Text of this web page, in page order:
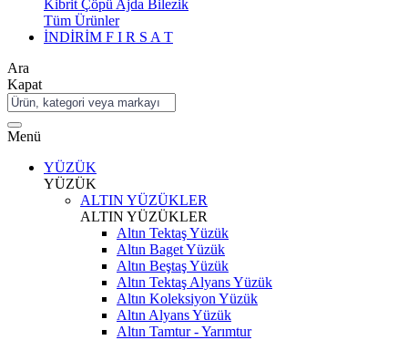
Kibrit Çöpü Ajda Bilezik
Tüm Ürünler
İNDİRİM F I R S A T
Ara
Kapat
Menü
YÜZÜK
YÜZÜK
ALTIN YÜZÜKLER
ALTIN YÜZÜKLER
Altın Tektaş Yüzük
Altın Baget Yüzük
Altın Beştaş Yüzük
Altın Tektaş Alyans Yüzük
Altın Koleksiyon Yüzük
Altın Alyans Yüzük
Altın Tamtur - Yarımtur